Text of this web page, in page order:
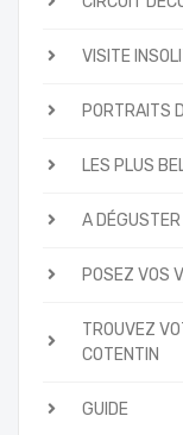
VISITE
PORTRAITS
LES PLUS
A
POSEZ VOS
TROUVEZ
COTENTIN
GUIDE